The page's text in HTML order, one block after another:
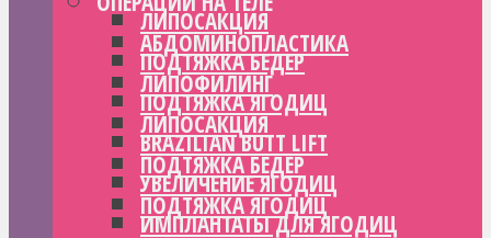
ЛИПОСАКЦИЯ
ПОДТЯЖКА БЕДЕР
ПОДТЯЖКА ЯГОДИЦ
BRAZILIAN BUTT LIFT
УВЕЛИЧЕНИЕ ЯГОДИЦ
ИМПЛАНТАТЫ ДЛЯ ЯГОДИЦ
АБДОМИНОПЛАСТИКА
ЛИПОФИЛИНГ
ЛИПОСАКЦИЯ
ПОДТЯЖКА БЕДЕР
ПОДТЯЖКА ЯГОДИЦ